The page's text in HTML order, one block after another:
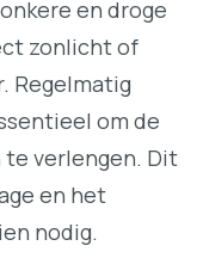
en droge
zonlicht of
Regelmatig
om de
te verlengen. Dit
en het
nodig.